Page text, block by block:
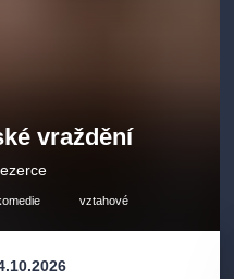
vraždění
vztahové